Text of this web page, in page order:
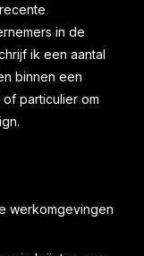
in de
ik een aantal
binnen een
particulier om
werkomgevingen